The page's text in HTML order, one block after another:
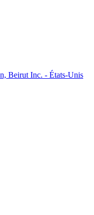
Beirut Inc. - États-Unis